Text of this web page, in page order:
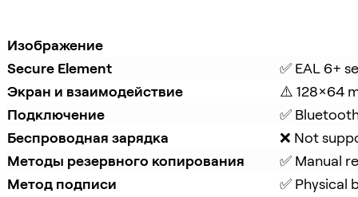
Изображение
Secure Element
✅ EAL 6+
Экран и взаимодействие
⚠️ 128×64
Подключение
✅
Беспроводная зарядка
❌ Not
Методы резервного копирования
✅ Manual
Метод подписи
✅ Physical